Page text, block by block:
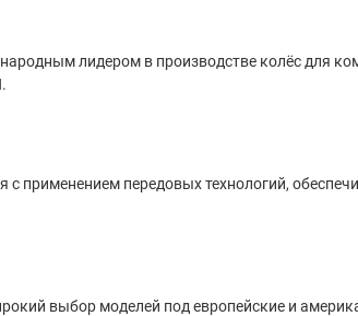
лидером в производстве колёс для
применением передовых технологий,
выбор моделей под европейские и